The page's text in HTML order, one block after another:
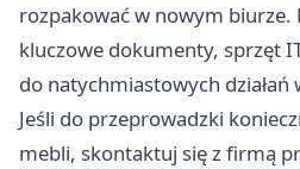
rozpakować w nowym biurze.
kluczowe dokumenty, sprzęt
do natychmiastowych
Jeśli do przeprowadzki
mebli, skontaktuj się z firmą